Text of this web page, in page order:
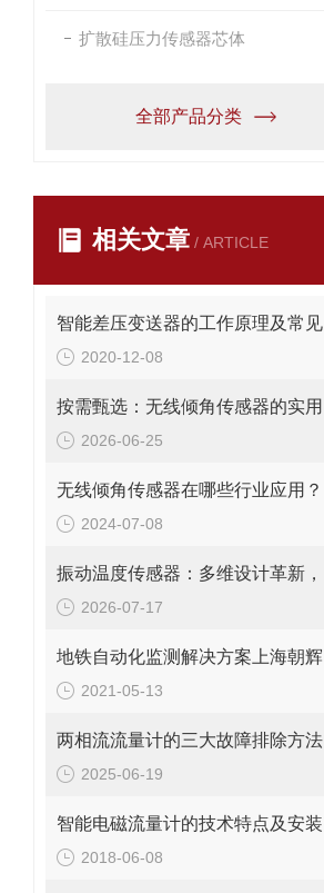
扩散硅压力传感器芯体
全部产品分类
相关文章 / ARTICLE
2020-12-08
2026-06-25
无线倾角传感器在哪些行业应用？
2024-07-08
2026-07-17
2021-05-13
两相流流量计的三大故障排除方法
2025-06-19
2018-06-08